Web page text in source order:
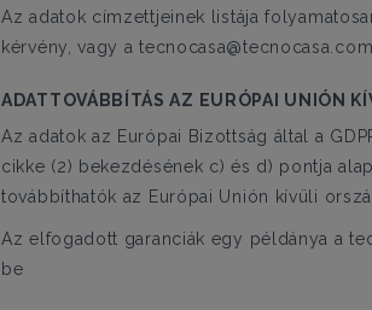
Az adatok címzettjeinek listája
kérvény, vagy a
ADATTOVÁBBÍTÁS AZ EURÓPAI UNIÓN
Az adatok az Európai Bizottság által a
cikke (2) bekezdésének c) és d) pontja
továbbíthatók az Európai Unión kívüli
Az elfogadott garanciák egy példánya a
be